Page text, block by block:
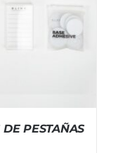
PESTAÑAS